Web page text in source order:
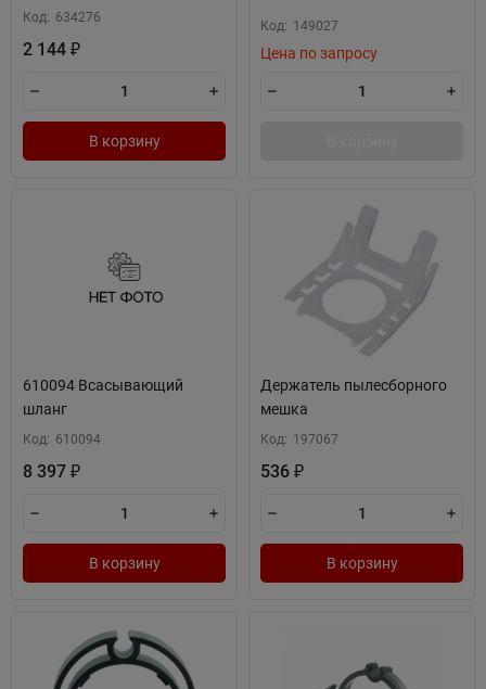
Код: 634276
2 144 ₽
В корзину
Код: 149027
Цена по запросу
610094 Всасывающий
шланг
Код: 610094
8 397 ₽
В корзину
Держатель пылесборного
мешка
Код: 197067
536 ₽
В корзину